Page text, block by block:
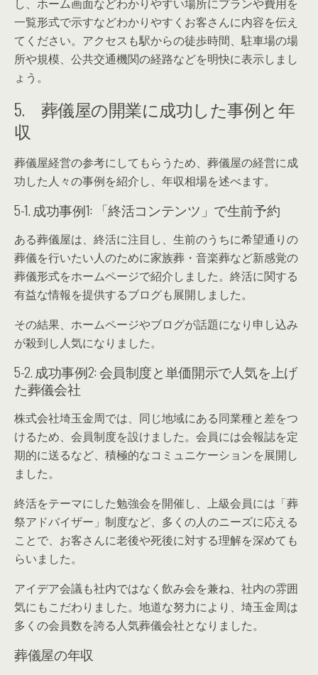
し、ホーム画面などわかりやすい場所にプランや費用を
一覧形式で示すなどわかりやすくお客さんに内容を伝え
てください。アクセスも駅からの徒歩時間、駐車場の場
所や規模、公共交通機関の経路などを明快に表示しまし
ょう。
5. 葬儀屋の開業に成功した事例と年
収
葬儀屋経営の参考にしてもらうため、葬儀屋の経営に成
功した人々の事例を紹介し、年収相場を述べます。
5-1. 成功事例1: 「終活コンテンツ」で生前予約
ある葬儀屋は、終活に注目し、生前のうちに希望通りの
葬儀を行いたい人のために家族葬・音楽葬など新感覚の
葬儀形式をホームページで紹介しました。終活に関する
有益な情報を提供するブログも展開しました。
その結果、ホームページやブログが話題になり申し込み
が殺到し人気になりました。
5-2. 成功事例2: 会員制度と単価開示で人気を上げ
た葬儀会社
株式会社埼玉金周では、同じ地域にある同業種と差をつ
けるため、会員制度を設けました。会員には会報誌を定
期的に送るなど、積極的なコミュニケーションを展開し
ました。
終活をテーマにした勉強会を開催し、上級会員には「葬
祭アドバイザー」制度など、多くの人のニーズに応える
ことで、お客さんに老後や死後に対する理解を深めても
らいました。
アイデア会議も社内ではなく飲み会を兼ね、社内の雰囲
気にもこだわりました。地道な努力により、埼玉金周は
多くの会員数を誇る人気葬儀会社となりました。
葬儀屋の年収